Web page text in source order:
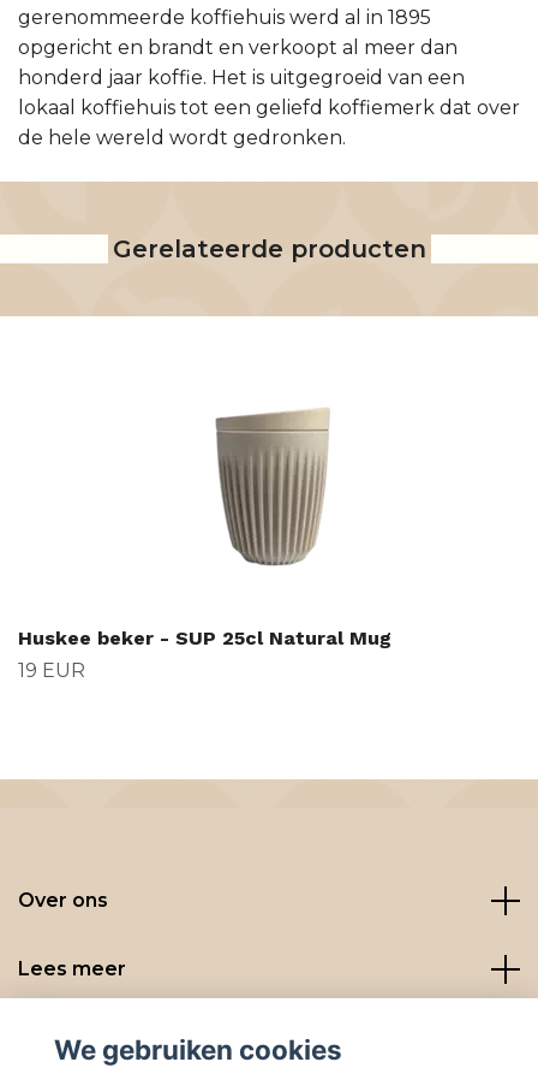
gerenommeerde koffiehuis werd al in 1895
opgericht en brandt en verkoopt al meer dan
honderd jaar koffie. Het is uitgegroeid van een
lokaal koffiehuis tot een geliefd koffiemerk dat over
de hele wereld wordt gedronken.
Gerelateerde producten
Huskee beker - SUP 25cl Natural Mug
19 EUR
Over ons
Lees meer
Social media
We gebruiken cookies